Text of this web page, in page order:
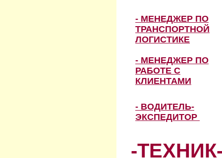
- МЕНЕДЖЕР ПО
ТРАНСПОРТНОЙ
ЛОГИСТИКЕ
- МЕНЕДЖЕР ПО
РАБОТЕ С
КЛИЕНТАМИ
- ВОДИТЕЛЬ-
ЭКСПЕДИТОР
-